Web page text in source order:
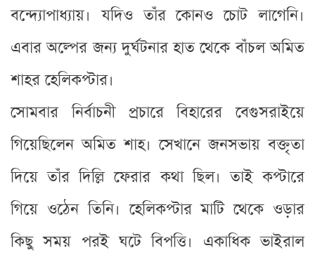
বন্দ্যোপাধ্যায়। যদিও তাঁর কোনও চোট লাগেনি।
এবার অল্পের জন্য দুর্ঘটনার হাত থেকে বাঁচল অমিত
শাহর হেলিকপ্টার।
সোমবার নির্বাচনী প্রচারে বিহারের বেগুসরাইয়ে
গিয়েছিলেন অমিত শাহ। সেখানে জনসভায় বক্তৃতা
দিয়ে তাঁর দিল্লি ফেরার কথা ছিল। তাই কপ্টারে
গিয়ে ওঠেন তিনি। হেলিকপ্টার মাটি থেকে ওড়ার
কিছু সময় পরই ঘটে বিপত্তি। একাধিক ভাইরাল